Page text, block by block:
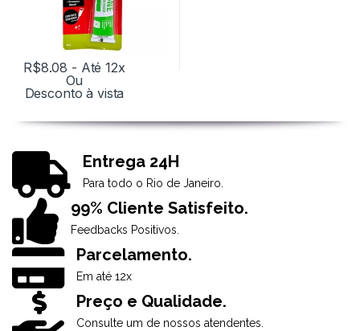
R$8.08 - Até 12x
Ou
Desconto à vista
Entrega 24H
Para todo o Rio de Janeiro.
99% Cliente Satisfeito.
Feedbacks Positivos.
Parcelamento.
Em até 12x
Preço e Qualidade.
Consulte um de nossos atendentes.